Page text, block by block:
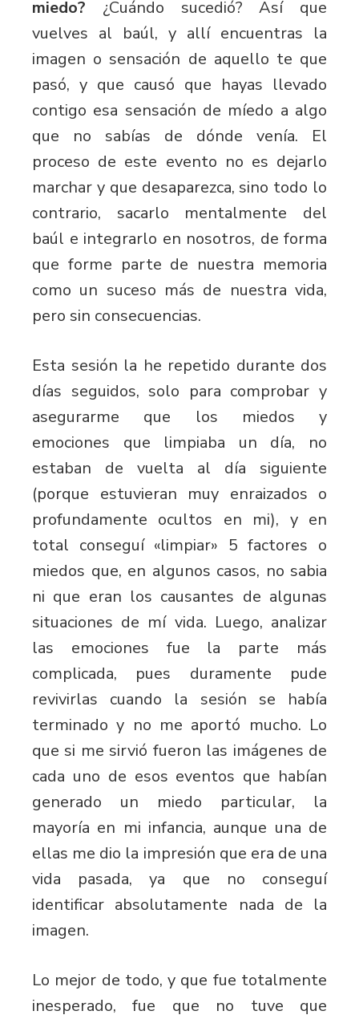
miedo? ¿Cuándo sucedió? Así que
vuelves al baúl, y allí encuentras la
imagen o sensación de aquello te que
pasó, y que causó que hayas llevado
contigo esa sensación de míedo a algo
que no sabías de dónde venía. El
proceso de este evento no es dejarlo
marchar y que desaparezca, sino todo lo
contrario, sacarlo mentalmente del
baúl e integrarlo en nosotros, de forma
que forme parte de nuestra memoria
como un suceso más de nuestra vida,
pero sin consecuencias.
Esta sesión la he repetido durante dos
días seguidos, solo para comprobar y
asegurarme que los miedos y
emociones que limpiaba un día, no
estaban de vuelta al día siguiente
(porque estuvieran muy enraizados o
profundamente ocultos en mi), y en
total conseguí «limpiar» 5 factores o
miedos que, en algunos casos, no sabia
ni que eran los causantes de algunas
situaciones de mí vida. Luego, analizar
las emociones fue la parte más
complicada, pues duramente pude
revivirlas cuando la sesión se había
terminado y no me aportó mucho. Lo
que si me sirvió fueron las imágenes de
cada uno de esos eventos que habían
generado un miedo particular, la
mayoría en mi infancia, aunque una de
ellas me dio la impresión que era de una
vida pasada, ya que no conseguí
identificar absolutamente nada de la
imagen.
Lo mejor de todo, y que fue totalmente
inesperado, fue que no tuve que